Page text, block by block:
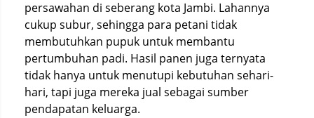
persawahan di seberang kota Jambi. Lahannya
cukup subur, sehingga para petani tidak
membutuhkan pupuk untuk membantu
pertumbuhan padi. Hasil panen juga ternyata
tidak hanya untuk menutupi kebutuhan sehari-
hari, tapi juga mereka jual sebagai sumber
pendapatan keluarga.